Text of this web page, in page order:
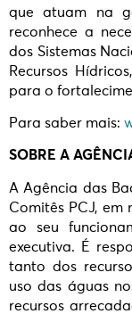
que atuam na
reconhece a
dos Sistemas
Recursos
para o
Para saber mais:
SOBRE A
A Agência das
Comitês PCJ,
ao seu
executiva. É
tanto dos
uso das águas
recursos